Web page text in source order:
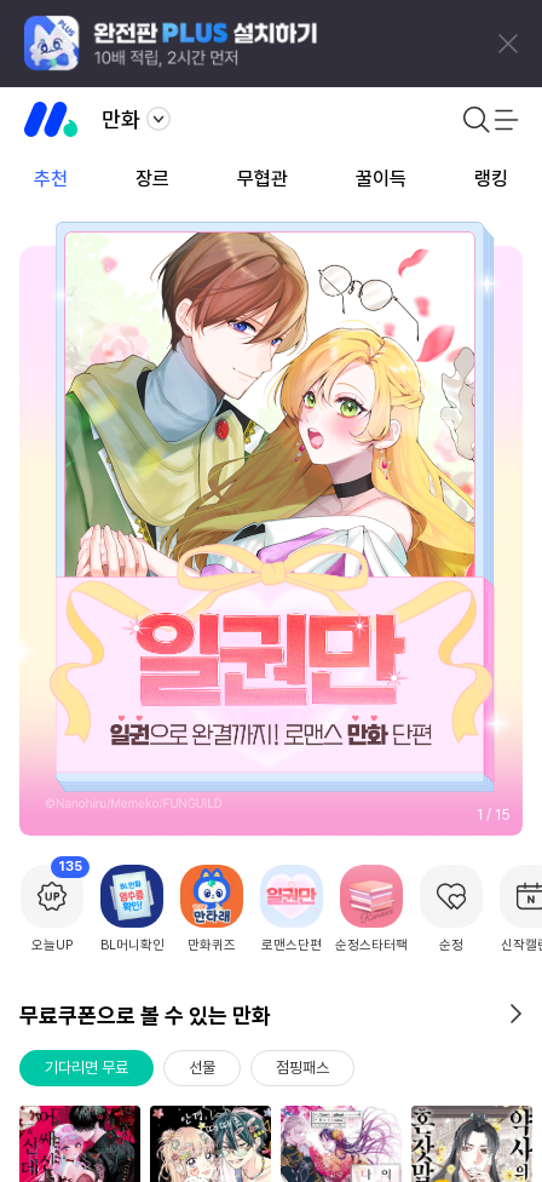
만화
추천 장르 무협관 꿀이득 랭킹
2 / 15
135
오늘UP BL머니확인 만화퀴즈 로맨스단편 순정스타터팩 순정 신작캘
무료쿠폰으로 볼 수 있는 만화
기다리면 무료 선물 점핑패스